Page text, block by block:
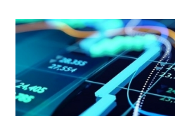
Billede